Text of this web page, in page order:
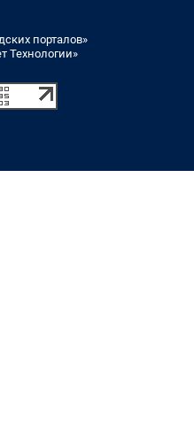
порталов»
Технологии»